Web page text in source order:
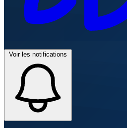
Voir les notifications